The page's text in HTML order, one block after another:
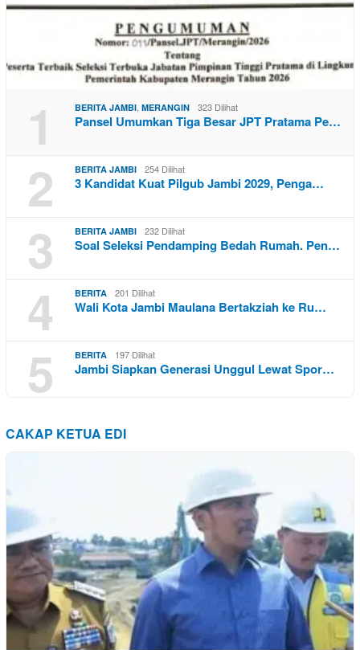
1 BERITA JAMBI, MERANGIN 323 Dilihat
Pansel Umumkan Tiga Besar JPT Pratama Pe…
2 BERITA JAMBI 254 Dilihat
3 Kandidat Kuat Pilgub Jambi 2029, Penga…
3 BERITA JAMBI 232 Dilihat
Soal Seleksi Pendamping Bedah Rumah. Pen…
4 BERITA 201 Dilihat
Wali Kota Jambi Maulana Bertakziah ke Ru…
5 BERITA 197 Dilihat
Jambi Siapkan Generasi Unggul Lewat Spor…
CAKAP KETUA EDI